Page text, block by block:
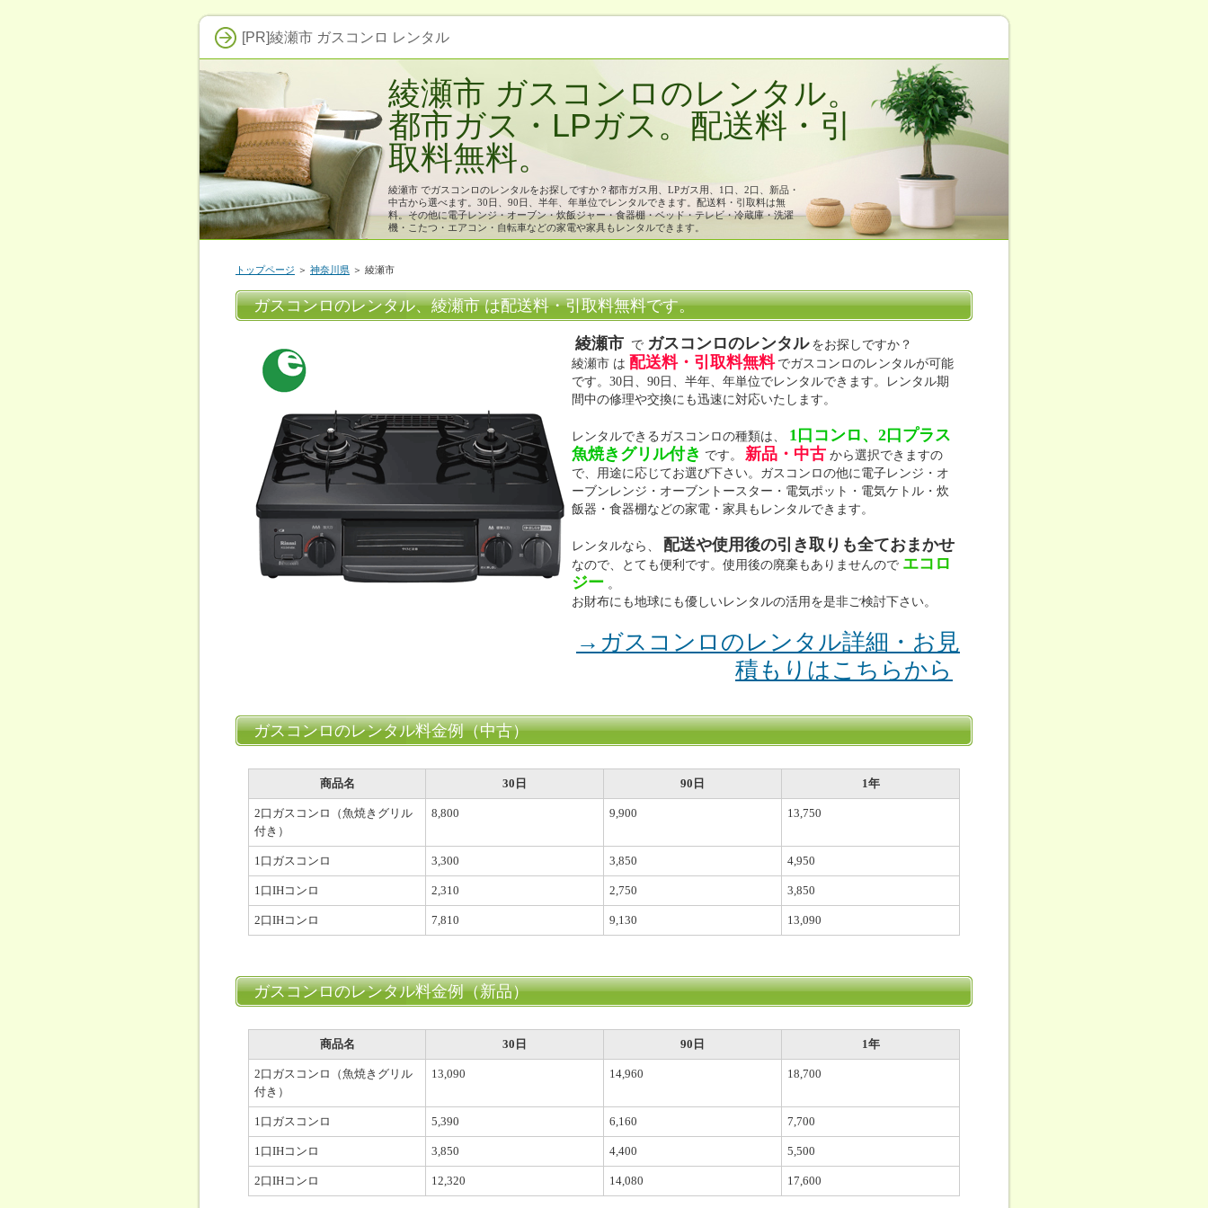
[PR]綾瀬市 ガスコンロ レンタル
綾瀬市 ガスコンロのレンタル。
都市ガス・LPガス。配送料・引
取料無料。
綾瀬市 でガスコンロのレンタルをお探しですか？都市ガス用、LPガス用、1口、2口、新品・
中古から選べます。30日、90日、半年、年単位でレンタルできます。配送料・引取料は無
料。その他に電子レンジ・オーブン・炊飯ジャー・食器棚・ベッド・テレビ・冷蔵庫・洗濯
機・こたつ・エアコン・自転車などの家電や家具もレンタルできます。
トップページ ＞ 神奈川県 ＞ 綾瀬市
ガスコンロのレンタル、綾瀬市 は配送料・引取料無料です。
綾瀬市 で ガスコンロのレンタル をお探しですか？
綾瀬市 は 配送料・引取料無料 でガスコンロのレンタルが可能
です。30日、90日、半年、年単位でレンタルできます。レンタル期
間中の修理や交換にも迅速に対応いたします。
レンタルできるガスコンロの種類は、
1口コンロ、2口プラス
魚焼きグリル付き です。 新品・中古 から選択できますの
で、用途に応じてお選び下さい。ガスコンロの他に電子レンジ・オ
ーブンレンジ・オーブントースター・電気ポット・電気ケトル・炊
飯器・食器棚などの家電・家具もレンタルできます。
レンタルなら、 配送や使用後の引き取りも全ておまかせ
なので、とても便利です。使用後の廃棄もありませんので エコロ
ジー 。
お財布にも地球にも優しいレンタルの活用を是非ご検討下さい。
→ガスコンロのレンタル詳細・お見
積もりはこちらから
ガスコンロのレンタル料金例（中古）
商品名 30日 90日 1年
2口ガスコンロ（魚焼きグリル
付き）
8,800 9,900 13,750
1口ガスコンロ 3,300 3,850 4,950
1口IHコンロ 2,310 2,750 3,850
2口IHコンロ 7,810 9,130 13,090
ガスコンロのレンタル料金例（新品）
商品名 30日 90日 1年
2口ガスコンロ（魚焼きグリル
付き）
13,090 14,960 18,700
1口ガスコンロ 5,390 6,160 7,700
1口IHコンロ 3,850 4,400 5,500
2口IHコンロ 12,320 14,080 17,600